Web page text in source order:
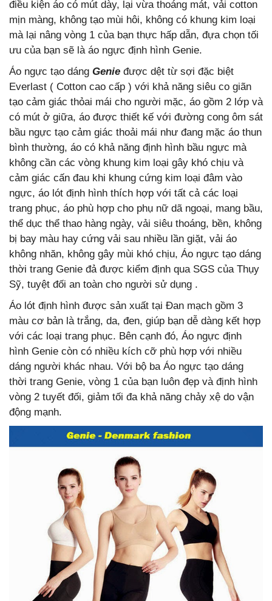
điều kiện áo có mút dày, lại vừa thoáng mát, vải cotton
mịn màng, không tạo mùi hôi, không có khung kim loại
mà lại nâng vòng 1 của bạn thực hấp dẫn, đựa chọn tối
ưu của bạn sẽ là áo ngực định hình Genie.
Áo ngực tạo dáng Genie được dệt từ sợi đặc biệt
Everlast ( Cotton cao cấp ) với khả năng siêu co giãn
tạo cảm giác thỏai mái cho người mặc, áo gồm 2 lớp và
có mút ở giữa, áo được thiết kế với đường cong ôm sát
bầu ngực tạo cảm giác thoải mái như đang mặc áo thun
bình thường, áo có khả năng định hình bầu ngực mà
không cần các vòng khung kim loại gây khó chịu và
cảm giác cấn đau khi khung cứng kim loại đâm vào
ngực, áo lót định hình thích hợp với tất cả các loại
trang phục, áo phù hợp cho phụ nữ dã ngoại, mang bầu,
thể dục thể thao hàng ngày, vải siêu thoáng, bền, không
bị bay màu hay cứng vải sau nhiều lần giặt, vải áo
không nhăn, không gây mùi khó chịu, Áo ngực tạo dáng
thời trang Genie đả được kiểm định qua SGS của Thụy
Sỹ, tuyệt đối an toàn cho người sử dụng .
Áo lót định hình được sản xuất tại Đan mạch gồm 3
màu cơ bản là trắng, da, đen, giúp bạn dễ dàng kết hợp
với các loại trang phục. Bên cạnh đó, Áo ngực định
hình Genie còn có nhiều kích cỡ phù hợp với nhiều
dáng người khác nhau. Với bộ ba Áo ngực tạo dáng
thời trang Genie, vòng 1 của bạn luôn đẹp và định hình
vòng 2 tuyết đối, giảm tối đa khả năng chảy xệ do vận
động mạnh.